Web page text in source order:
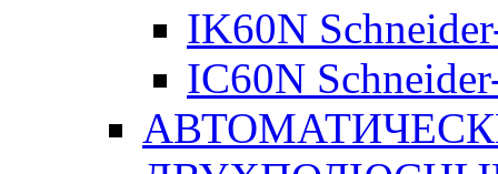
IK60N
IC60N